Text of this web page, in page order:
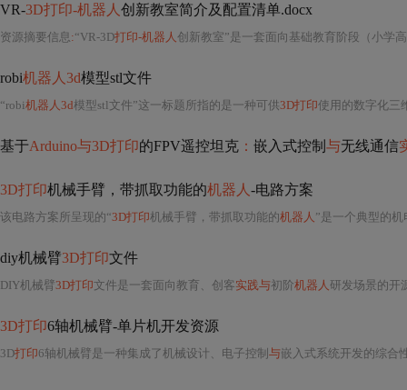
VR-3D打印-机器人 创新教室简介及配置清单.docx
资源摘要信息:“VR-3D打印-机器人 创新教室”是一套面向基础教育阶段（小学
robi机器人3d模型stl文件
“robi机器人3d模型stl文件”这一标题所指的是一种可供3D打印使用的数字化三维模
基于Arduino与3D打印的FPV遥控坦克 ： 嵌入式控制 与无线通信
3D打印机械手臂，带抓取功能的机器人 -电路方案
该电路方案所呈现的“3D打印机械手臂，带抓取功能的机器人 ”是一个典型的
diy机械臂3D打印文件
DIY机械臂3D打印文件是一套面向教育、创客实践与初阶机器人研发场景的开
3D打印6轴机械臂-单片机开发资源
3D打印6轴机械臂是一种集成了机械设计、电子控制 与嵌入式系统开发的综合